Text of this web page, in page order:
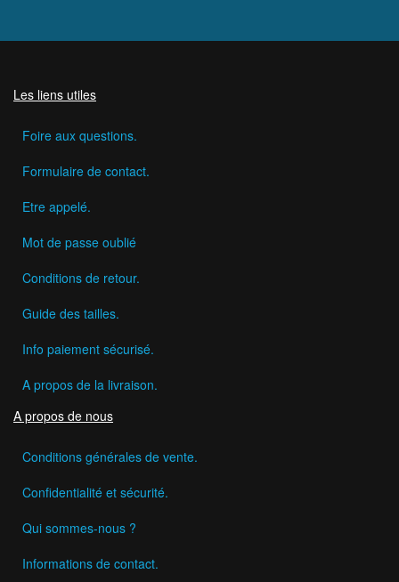
Les liens utiles
Foire aux questions.
Formulaire de contact.
Etre appelé.
Mot de passe oublié
Conditions de retour.
Guide des tailles.
Info paiement sécurisé.
A propos de la livraison.
A propos de nous
Conditions générales de vente.
Confidentialité et sécurité.
Qui sommes-nous ?
Informations de contact.